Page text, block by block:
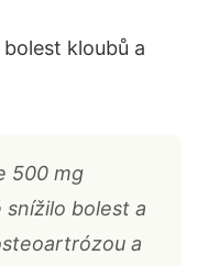
kloubů a
500 mg
bolest a
a